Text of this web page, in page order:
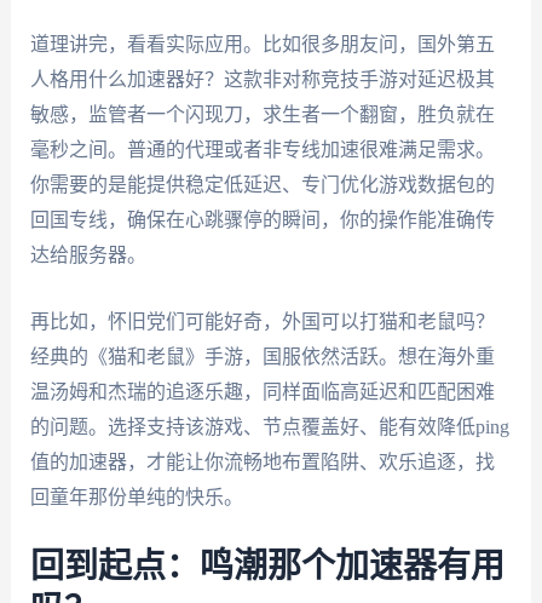
道理讲完，看看实际应用。比如很多朋友问，国外第五
人格用什么加速器好？这款非对称竞技手游对延迟极其
敏感，监管者一个闪现刀，求生者一个翻窗，胜负就在
毫秒之间。普通的代理或者非专线加速很难满足需求。
你需要的是能提供稳定低延迟、专门优化游戏数据包的
回国专线，确保在心跳骤停的瞬间，你的操作能准确传
达给服务器。
再比如，怀旧党们可能好奇，外国可以打猫和老鼠吗？
经典的《猫和老鼠》手游，国服依然活跃。想在海外重
温汤姆和杰瑞的追逐乐趣，同样面临高延迟和匹配困难
的问题。选择支持该游戏、节点覆盖好、能有效降低ping
值的加速器，才能让你流畅地布置陷阱、欢乐追逐，找
回童年那份单纯的快乐。
回到起点：鸣潮那个加速器有用